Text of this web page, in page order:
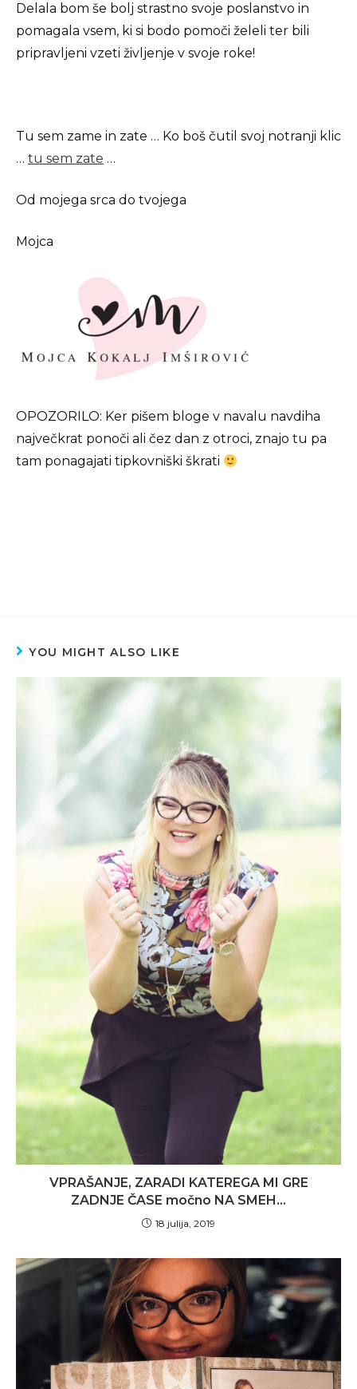
Delala bom še bolj strastno svoje poslanstvo in
pomagala vsem, ki si bodo pomoči želeli ter bili
pripravljeni vzeti življenje v svoje roke!
Tu sem zame in zate … Ko boš čutil svoj notranji klic
… tu sem zate …
Od mojega srca do tvojega
Mojca
OPOZORILO: Ker pišem bloge v navalu navdiha
največkrat ponoči ali čez dan z otroci, znajo tu pa
tam ponagajati tipkovniški škrati
YOU MIGHT ALSO LIKE
VPRAŠANJE, ZARADI KATEREGA MI GRE
ZADNJE ČASE močno NA SMEH…
18 julija, 2019